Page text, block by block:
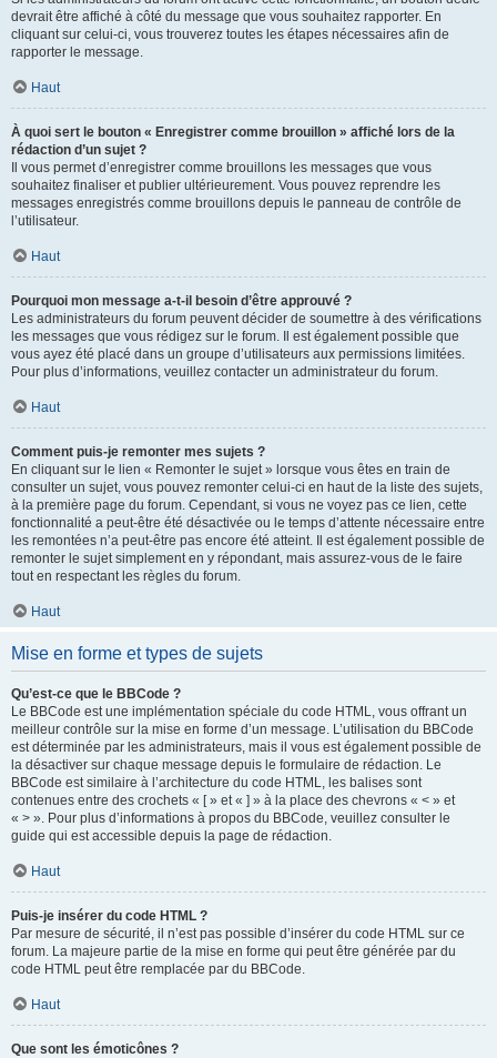
devrait être affiché à côté du message que vous souhaitez rapporter. En
cliquant sur celui-ci, vous trouverez toutes les étapes nécessaires afin de
rapporter le message.
Haut
À quoi sert le bouton « Enregistrer comme brouillon » affiché lors de la
rédaction d’un sujet ?
Il vous permet d’enregistrer comme brouillons les messages que vous
souhaitez finaliser et publier ultérieurement. Vous pouvez reprendre les
messages enregistrés comme brouillons depuis le panneau de contrôle de
l’utilisateur.
Haut
Pourquoi mon message a-t-il besoin d’être approuvé ?
Les administrateurs du forum peuvent décider de soumettre à des vérifications
les messages que vous rédigez sur le forum. Il est également possible que
vous ayez été placé dans un groupe d’utilisateurs aux permissions limitées.
Pour plus d’informations, veuillez contacter un administrateur du forum.
Haut
Comment puis-je remonter mes sujets ?
En cliquant sur le lien « Remonter le sujet » lorsque vous êtes en train de
consulter un sujet, vous pouvez remonter celui-ci en haut de la liste des sujets,
à la première page du forum. Cependant, si vous ne voyez pas ce lien, cette
fonctionnalité a peut-être été désactivée ou le temps d’attente nécessaire entre
les remontées n’a peut-être pas encore été atteint. Il est également possible de
remonter le sujet simplement en y répondant, mais assurez-vous de le faire
tout en respectant les règles du forum.
Haut
Mise en forme et types de sujets
Qu’est-ce que le BBCode ?
Le BBCode est une implémentation spéciale du code HTML, vous offrant un
meilleur contrôle sur la mise en forme d’un message. L’utilisation du BBCode
est déterminée par les administrateurs, mais il vous est également possible de
la désactiver sur chaque message depuis le formulaire de rédaction. Le
BBCode est similaire à l’architecture du code HTML, les balises sont
contenues entre des crochets « [ » et « ] » à la place des chevrons « < » et
« > ». Pour plus d’informations à propos du BBCode, veuillez consulter le
guide qui est accessible depuis la page de rédaction.
Haut
Puis-je insérer du code HTML ?
Par mesure de sécurité, il n’est pas possible d’insérer du code HTML sur ce
forum. La majeure partie de la mise en forme qui peut être générée par du
code HTML peut être remplacée par du BBCode.
Haut
Que sont les émoticônes ?